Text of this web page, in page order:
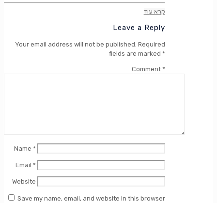
קרא עוד
Leave a Reply
Your email address will not be published. Required
fields are marked *
Comment *
Name *
Email *
Website
Save my name, email, and website in this browser